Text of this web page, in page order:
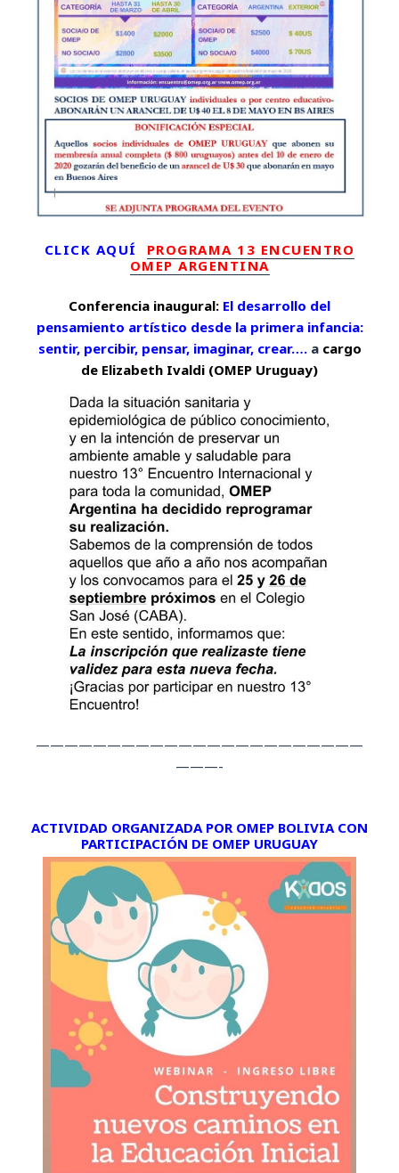
CLICK AQUÍ
PROGRAMA 13 ENCUENTRO
OMEP ARGENTINA
Conferencia inaugural: El desarrollo del
pensamiento artístico desde la primera infancia:
sentir, percibir, pensar, imaginar, crear…. acargo
de Elizabeth Ivaldi (OMEP Uruguay)
———————————————————————
———-
ACTIVIDAD ORGANIZADA POR OMEP BOLIVIACON
PARTICIPACIÓN DE OMEP URUGUAY